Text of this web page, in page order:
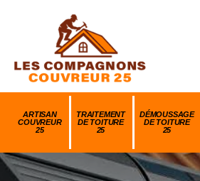
ARTISAN
COUVREUR
25
TRAITEMENT
DE TOITURE
25
DÉMOUSSAGE
DE TOITURE
25